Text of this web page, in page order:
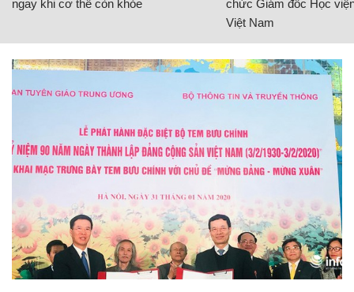
ngay khi cơ thể còn khỏe
chức Giám đốc Học
Việt Nam